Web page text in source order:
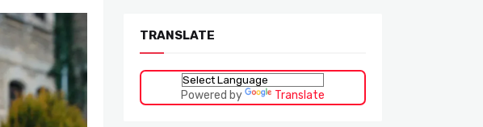
TRANSLATE
Powered by Translate